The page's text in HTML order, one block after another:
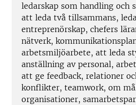
ledarskap som handling och
att leda två tillsammans,
entreprenörskap, chefers
nätverk,
arbetsmiljöarbete, att leda
anställning av personal,
att ge feedback, relationer
konflikter, teamwork, om
organisationer,